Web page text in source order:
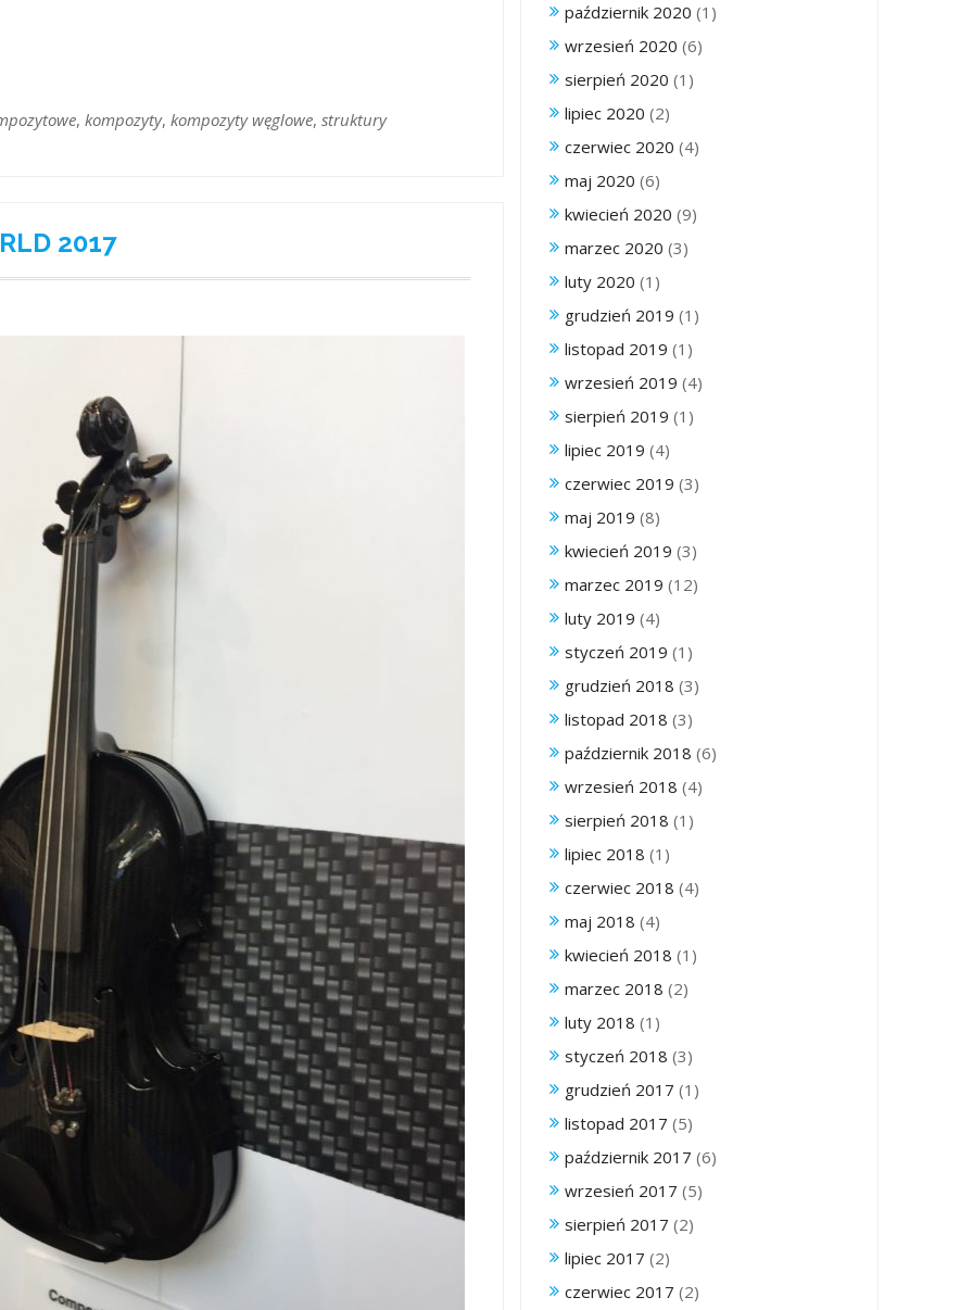
, kompozyty, kompozyty węglowe, struktury
2017
październik 2020 (1)
wrzesień 2020 (6)
sierpień 2020 (1)
lipiec 2020 (2)
czerwiec 2020 (4)
maj 2020 (6)
kwiecień 2020 (9)
marzec 2020 (3)
luty 2020 (1)
grudzień 2019 (1)
listopad 2019 (1)
wrzesień 2019 (4)
sierpień 2019 (1)
lipiec 2019 (4)
czerwiec 2019 (3)
maj 2019 (8)
kwiecień 2019 (3)
marzec 2019 (12)
luty 2019 (4)
styczeń 2019 (1)
grudzień 2018 (3)
listopad 2018 (3)
październik 2018 (6)
wrzesień 2018 (4)
sierpień 2018 (1)
lipiec 2018 (1)
czerwiec 2018 (4)
maj 2018 (4)
kwiecień 2018 (1)
marzec 2018 (2)
luty 2018 (1)
styczeń 2018 (3)
grudzień 2017 (1)
listopad 2017 (5)
październik 2017 (6)
wrzesień 2017 (5)
sierpień 2017 (2)
lipiec 2017 (2)
czerwiec 2017 (2)